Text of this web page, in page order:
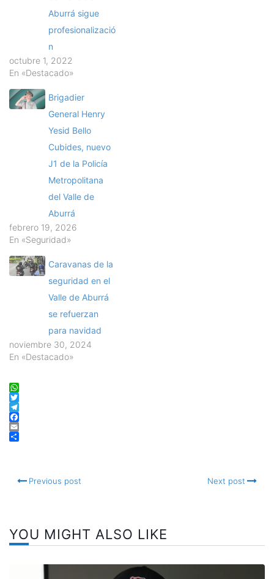
Aburrá sigue
profesionalizació
n
octubre 1, 2022
En «Destacado»
Brigadier
General Henry
Yesid Bello
Cubides, nuevo
J1 de la Policía
Metropolitana
del Valle de
Aburrá
febrero 19, 2026
En «Seguridad»
Caravanas de la
seguridad en el
Valle de Aburrá
se refuerzan
para navidad
noviembre 30, 2024
En «Destacado»
WhatsApp
Twitter
Telegram
Facebook
Email
Previous post Next post
YOU MIGHT ALSO LIKE